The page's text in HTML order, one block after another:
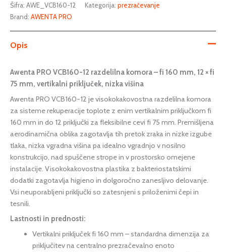
Šifra: AWE_VCB160-12 Kategorija: prezračevanje
Brand: AWENTA PRO
Opis
Awenta PRO VCB160-12 razdelilna komora – fi 160 mm, 12 × fi
75 mm, vertikalni priključek, nizka višina
Awenta PRO VCB160-12 je visokokakovostna razdelilna komora
za sisteme rekuperacije toplote z enim vertikalnim priključkom fi
160 mm in do 12 priključki za fleksibilne cevi fi 75 mm. Premišljena
aerodinamična oblika zagotavlja tih pretok zraka in nizke izgube
tlaka, nizka vgradna višina pa idealno vgradnjo v nosilno
konstrukcijo, nad spuščene strope in v prostorsko omejene
instalacije. Visokokakovostna plastika z bakteriostatskimi
dodatki zagotavlja higieno in dolgoročno zanesljivo delovanje.
Vsi neuporabljeni priključki so zatesnjeni s priloženimi čepi in
tesnili.
Lastnosti in prednosti:
Vertikalni priključek fi 160 mm – standardna dimenzija za
priključitev na centralno prezračevalno enoto